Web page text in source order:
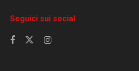
Seguici sui social